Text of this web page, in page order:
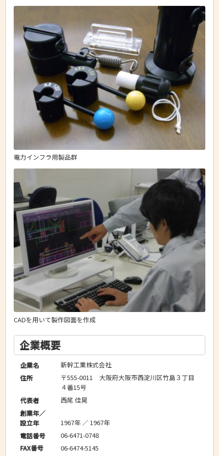
電力インフラ用製品群
CADを用いて製作図面を作成
企業概要
企業名
新幹工業株式会社
住所
〒555-0011 大阪府大阪市西淀川区竹島３丁目
４番15号
代表者
西尾 佳晃
創業年／
設立年
1967年 ／ 1967年
電話番号
06-6471-0748
FAX番号
06-6474-5145